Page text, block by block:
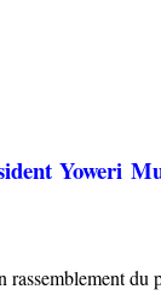
Yoweri
rassemblement